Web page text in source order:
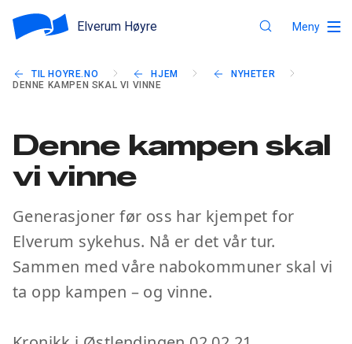
Elverum Høyre Meny
TIL HOYRE.NO HJEM
NYHETER
DENNE KAMPEN SKAL VI VINNE
Denne kampen skal
vi vinne
Generasjoner før oss har kjempet for
Elverum sykehus. Nå er det vår tur.
Sammen med våre nabokommuner skal vi
ta opp kampen – og vinne.